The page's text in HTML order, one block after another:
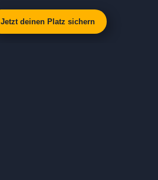
Jetzt deinen Platz sichern